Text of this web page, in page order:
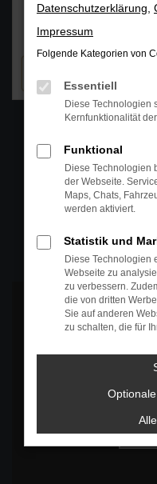
MO-DO:
FR:
Es wird versucht, Inhalte
können Daten an Dritte
Datenschutzerklärung
Impressum
Folgende Kategorien von
Essentiell
Diese Technologien
Kernfunktionalität
Funktional
Diese Technologien
der Webseite.
Maps, Chats,
werden aktiviert.
Statistik und
Diese Technologien
Webseite zu
zu verbessern.
die von dritten
Sie auf anderen
zu schalten, die für